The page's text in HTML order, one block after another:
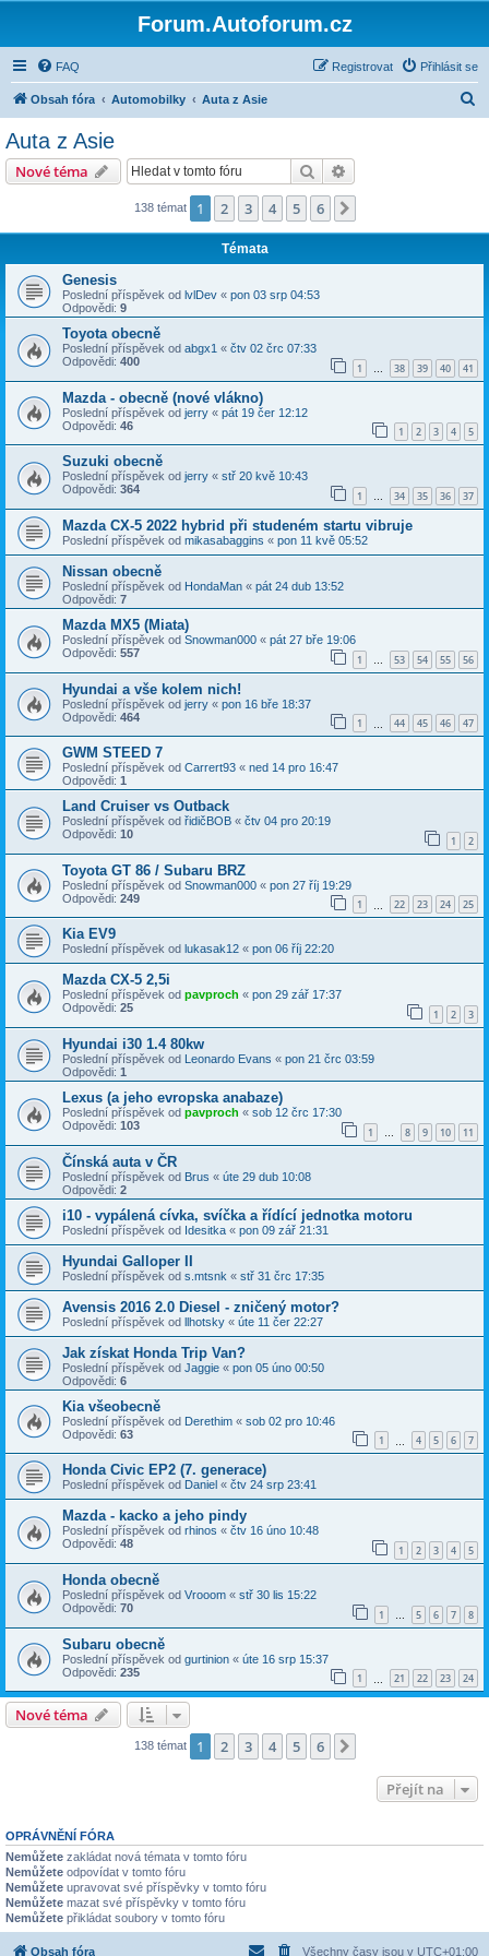
Forum.Autoforum.cz
FAQ Přihlásit se
Registrovat
Obsah fóra Automobilky Auta z Asie
Auta z Asie
Nové téma Hledat
138 témat 1 2 3 4 5 6
Témata
Genesis
Poslední příspěvek od lvlDev « pon 03 srp 04:53
Odpovědi: 9
Toyota obecně
Poslední příspěvek od abgx1 « čtv 02 črc 07:33
Odpovědi: 400 1 … 38 39 40 41
Mazda - obecně (nové vlákno)
Poslední příspěvek od jerry « pát 19 čer 12:12
Odpovědi: 46 1 2 3 4 5
Suzuki obecně
Poslední příspěvek od jerry « stř 20 kvě 10:43
Odpovědi: 364 1 … 34 35 36 37
Mazda CX-5 2022 hybrid při studeném startu vibruje
Poslední příspěvek od mikasabaggins « pon 11 kvě 05:52
Nissan obecně
Poslední příspěvek od HondaMan « pát 24 dub 13:52
Odpovědi: 7
Mazda MX5 (Miata)
Poslední příspěvek od Snowman000 « pát 27 bře 19:06
Odpovědi: 557 1 … 53 54 55 56
Hyundai a vše kolem nich!
Poslední příspěvek od jerry « pon 16 bře 18:37
Odpovědi: 464 1 44 45 46 47
GWM STEED 7
Poslední příspěvek od Carrert93 « ned 14 pro 16:47
Odpovědi: 1
Land Cruiser vs Outback
Poslední příspěvek od řidičBOB « čtv 04 pro 20:19
Odpovědi: 10 1 2
Toyota GT 86 / Subaru BRZ
Poslední příspěvek od Snowman000 « pon 27 říj 19:29
Odpovědi: 249 1 22 23 24 25
Kia EV9
Poslední příspěvek od lukasak12 « pon 06 říj 22:20
Mazda CX-5 2,5i
Poslední příspěvek od pavproch « pon 29 zář 17:37
Odpovědi: 25 1 2 3
Hyundai i30 1.4 80kw
Poslední příspěvek od Leonardo Evans « pon 21 črc 03:59
Odpovědi: 1
Lexus (a jeho evropska anabaze)
Poslední příspěvek od pavproch « sob 12 črc 17:30
Odpovědi: 103 1 … 8 9 10 11
Čínská auta v ČR
Poslední příspěvek od Brus « úte 29 dub 10:08
Odpovědi: 2
i10 - vypálená cívka, svíčka a řídící jednotka motoru
Poslední příspěvek od Idesitka « pon 09 zář 21:31
Hyundai Galloper II
Poslední příspěvek od s.mtsnk « stř 31 črc 17:35
Avensis 2016 2.0 Diesel - zničený motor?
Poslední příspěvek od llhotsky « úte 11 čer 22:27
Jak získat Honda Trip Van?
Poslední příspěvek od Jaggie « pon 05 úno 00:50
Odpovědi: 6
Kia všeobecně
Poslední příspěvek od Derethim « sob 02 pro 10:46
Odpovědi: 63 1 4 5 6 7
Honda Civic EP2 (7. generace)
Poslední příspěvek od Daniel « čtv 24 srp 23:41
Mazda - kacko a jeho pindy
Poslední příspěvek od rhinos « čtv 16 úno 10:48
Odpovědi: 48 1 2 3 4 5
Honda obecně
Poslední příspěvek od Vrooom « stř 30 lis 15:22
Odpovědi: 70 1 … 5 6 7 8
Subaru obecně
Poslední příspěvek od gurtinion « úte 16 srp 15:37
Odpovědi: 235 1 21 22 23 24
Nové téma
138 témat 1 2 3 4 5 6
Přejít na
OPRÁVNĚNÍ FÓRA
Nemůžete zakládat nová témata v tomto fóru
Nemůžete odpovídat v tomto fóru
Nemůžete upravovat své příspěvky v tomto fóru
Nemůžete mazat své příspěvky v tomto fóru
Nemůžete přikládat soubory v tomto fóru
Obsah fóra Všechny časy jsou v UTC+01:00